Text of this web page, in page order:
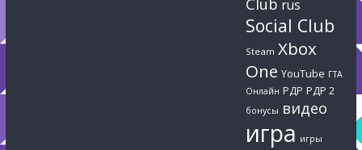
rus
Social Club
Steam Xbox
One YouTube ГТА
Онлайн РДР РДР 2
бонусы видео
игра игры